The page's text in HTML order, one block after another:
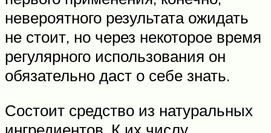
невероятного результата ожидать
не стоит, но через некоторое время
регулярного использования он
обязательно даст о себе знать.
Состоит средство из натуральных